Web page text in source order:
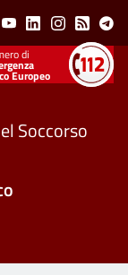
Menu
YoutubeLinkedinInstagram
Feed
utili
Europeo
Soccorso